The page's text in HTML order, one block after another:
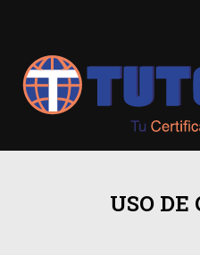
USO DE